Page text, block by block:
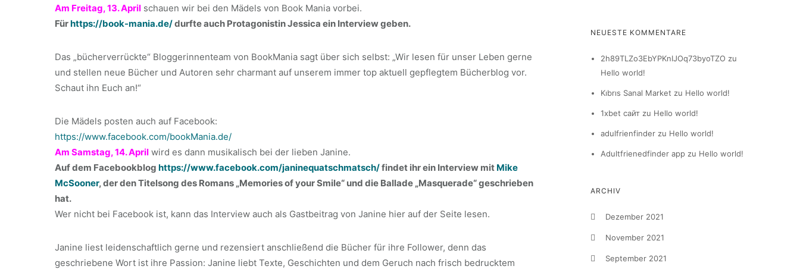
Am Freitag, 13. April schauen wir bei den Mädels von Book Mania vorbei.
Fürhttps://book-mania.de/durfte auch Protagonistin Jessica ein Interview geben.
Das „bücherverrückte“ Bloggerinnenteam von BookMania sagt über sich selbst: „Wir lesen für unser Leben gerne
und stellen neue Bücher und Autoren sehr charmant auf unserem immer top aktuell gepflegtem Bücherblog vor.
Schaut ihn Euch an!“
Die Mädels posten auch auf Facebook:
https://www.facebook.com/bookMania.de/
Am Samstag, 14. April wird es dann musikalisch bei der lieben Janine.
Auf dem Facebookblog https://www.facebook.com/janinequatschmatsch/findet ihr ein Interview mit Mike
McSooner, der den Titelsong des Romans „Memories of your Smile“ und die Ballade „Masquerade“ geschrieben
hat.
Wer nicht bei Facebook ist, kann das Interview auch als Gastbeitrag von Janine hier auf der Seite lesen.
Janine liest leidenschaftlich gerne und rezensiert anschließend die Bücher für ihre Follower, denn das
geschriebene Wort ist ihre Passion: Janine liebt Texte, Geschichten und dem Geruch nach frisch bedrucktem
NEUESTE KOMMENTARE
2h89TLZo3EbYPKnIJOq73byoTZO zu
Hello world!
Kıbrıs Sanal Market zu Hello world!
1xbet сайтzu Hello world!
adulfrienfinderzu Hello world!
Adultfrienedfinder appzu Hello world!
ARCHIV
Dezember 2021
November 2021
September 2021